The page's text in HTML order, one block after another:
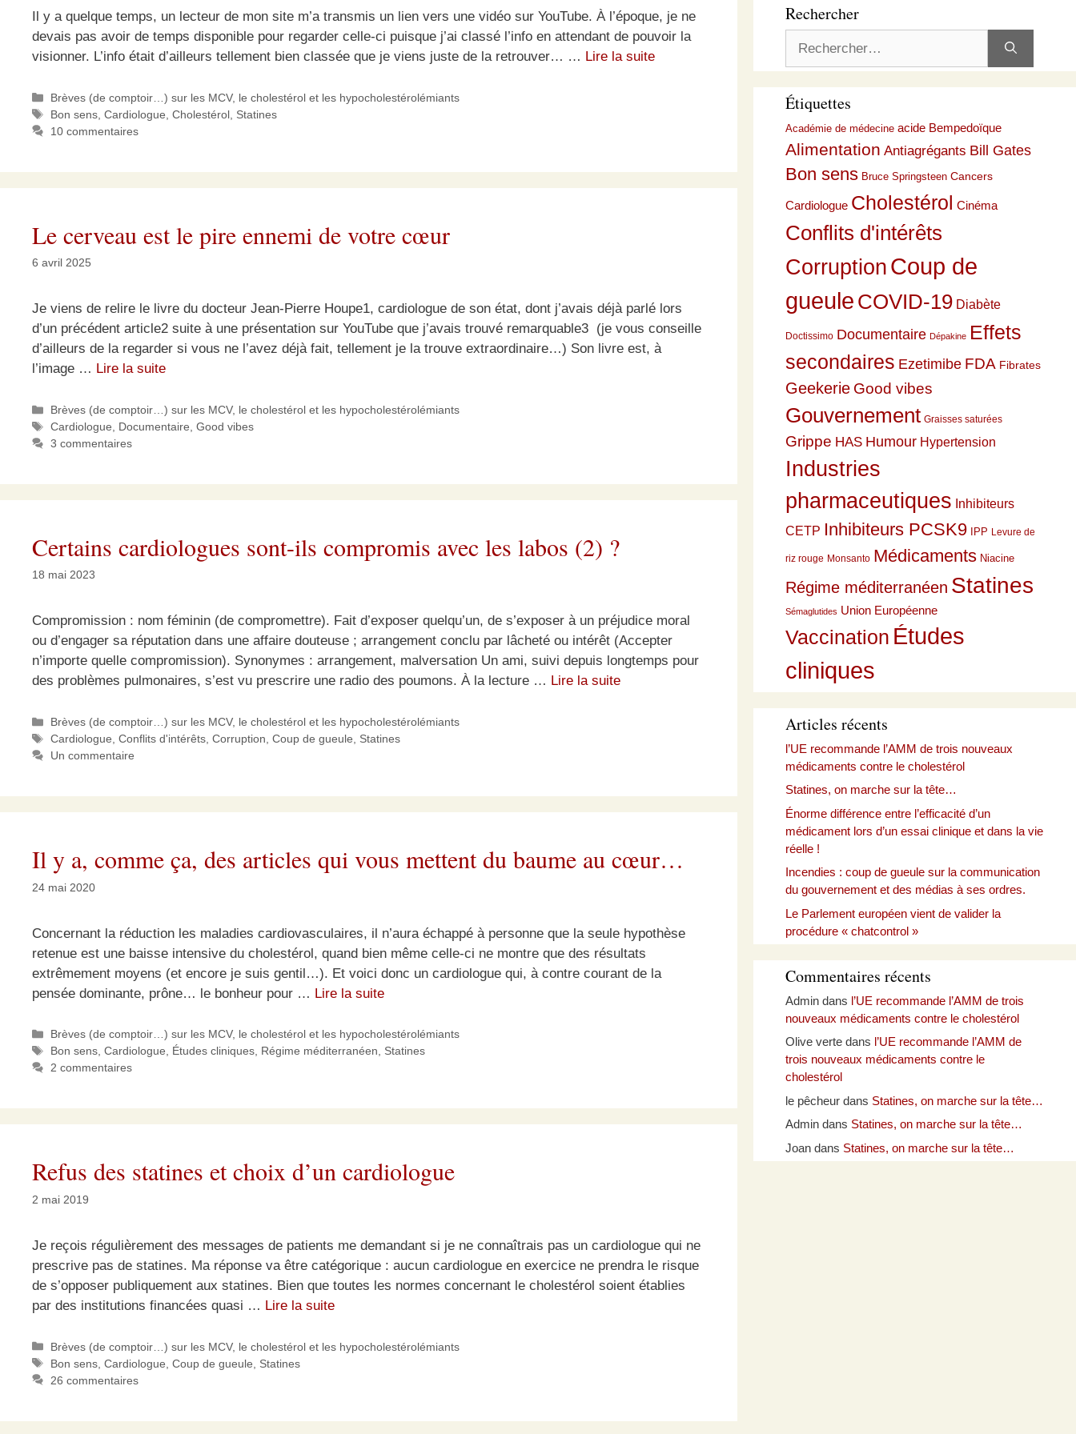
Il y a quelque temps, un lecteur de mon site m’a transmis un lien vers une vidéo sur YouTube. À l’époque, je ne
devais pas avoir de temps disponible pour regarder celle-ci puisque j’ai classé l’info en attendant de pouvoir la
visionner. L’info était d’ailleurs tellement bien classée que je viens juste de la retrouver… … Lire la suite
Catégories
Brèves (de comptoir…) sur les MCV, le cholestérol et les hypocholestérolémiants
Étiquettes
Bon sens ,Cardiologue ,Cholestérol Statines
10 commentaires
Le cerveau est le pire ennemi de votre cœur
6 avril 2025
Je viens de relire le livre du docteur Jean-Pierre Houpe1, cardiologue de son état, dont j’avais déjà parlé lors
d’un précédent article2 suite à une présentation sur YouTube que j’avais trouvé remarquable3 (je vous conseille
d’ailleurs de la regarder si vous ne l’avez déjà fait, tellement je la trouve extraordinaire…) Son livre est, à
l’image … Lire la suite
Catégories
Brèves (de comptoir…) sur les MCV, le cholestérol et les hypocholestérolémiants
Étiquettes
Cardiologue, Documentaire,Good vibes
3 commentaires
Certains cardiologues sont-ils compromis avec les labos (2) ?
18 mai 2023
Compromission : nom féminin (de compromettre). Fait d’exposer quelqu’un, de s’exposer à un préjudice moral
ou d’engager sa réputation dans une affaire douteuse ; arrangement conclu par lâcheté ou intérêt (Accepter
n’importe quelle compromission). Synonymes : arrangement, malversation Un ami, suivi depuis longtemps pour
des problèmes pulmonaires, s’est vu prescrire une radio des poumons. À la lecture … Lire la suite
Catégories
Brèves (de comptoir…) sur les MCV, le cholestérol et les hypocholestérolémiants
Étiquettes
Cardiologue,Conflits d'intérêts,Corruption,Coup de gueule, Statines
Un commentaire
Il y a, comme ça, des articles qui vous mettent du baume au cœur…
24 mai 2020
Concernant la réduction les maladies cardiovasculaires, il n’aura échappé à personne que la seule hypothèse
retenue est une baisse intensive du cholestérol, quand bien même celle-ci ne montre que des résultats
extrêmement moyens (et encore je suis gentil…). Et voici donc un cardiologue qui, à contre courant de la
pensée dominante, prône… le bonheur pour … Lire la suite
Catégories
Brèves (de comptoir…) sur les MCV, le cholestérol et les hypocholestérolémiants
Étiquettes
Bon sens,Cardiologue, Études cliniques, Régime méditerranéen, Statines
2 commentaires
Refus des statines et choix d’un cardiologue
2 mai 2019
Je reçois régulièrement des messages de patients me demandant si je ne connaîtrais pas un cardiologue qui ne
prescrive pas de statines. Ma réponse va être catégorique : aucun cardiologue en exercice ne prendra le risque
de s’opposer publiquement aux statines. Bien que toutes les normes concernant le cholestérol soient établies
par des institutions financées quasi … Lire la suite
Catégories
Brèves (de comptoir…) sur les MCV, le cholestérol et les hypocholestérolémiants
Étiquettes
Bon sens ,Cardiologue ,Coup de gueule
Statines
26 commentaires
Rechercher
Étiquettes
Académie de médecine acide Bempedoïque
Alimentation Antiagrégants Bill Gates
Bon sens Bruce Springsteen Cancers
Cardiologue Cholestérol Cinéma
Conflits d'intérêts
CorruptionCoup de
gueule COVID-19 Diabète
Doctissimo Documentaire Dépakine Effets
secondaires Ezetimibe FDA Fibrates
Geekerie Good vibes
Gouvernement Graisses saturées
Grippe HAS Humour Hypertension
Industries
pharmaceutiques Inhibiteurs
CETP Inhibiteurs PCSK9 IPP Levure de
riz rouge Monsanto Médicaments Niacine
Régime méditerranéen Statines
Sémaglutides Union Européenne
Vaccination Études
cliniques
Articles récents
l’UE recommande l’AMM de trois nouveaux
médicaments contre le cholestérol
Statines, on marche sur la tête…
Énorme différence entre l’efficacité d’un
médicament lors d’un essai clinique et dans la vie
réelle !
Incendies : coup de gueule sur la communication
du gouvernement et des médias à ses ordres.
Le Parlement européen vient de valider la
procédure « chatcontrol »
Commentaires récents
Admindans l’UE recommande l’AMM de trois
nouveaux médicaments contre le cholestérol
Olive vertedans l’UE recommande l’AMM de
trois nouveaux médicaments contre le
cholestérol
le pêcheurdans Statines, on marche sur la tête…
Admindans Statines, on marche sur la tête…
Joandans Statines, on marche sur la tête…